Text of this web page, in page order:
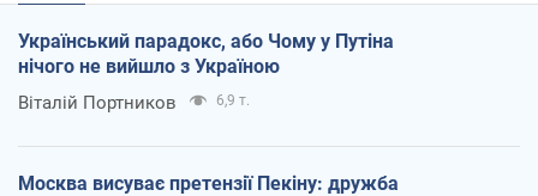
Український парадокс, або Чому у Путіна
нічого не вийшло з Україною
Віталій Портников 6,9 т.
Москва висуває претензії Пекіну: дружба